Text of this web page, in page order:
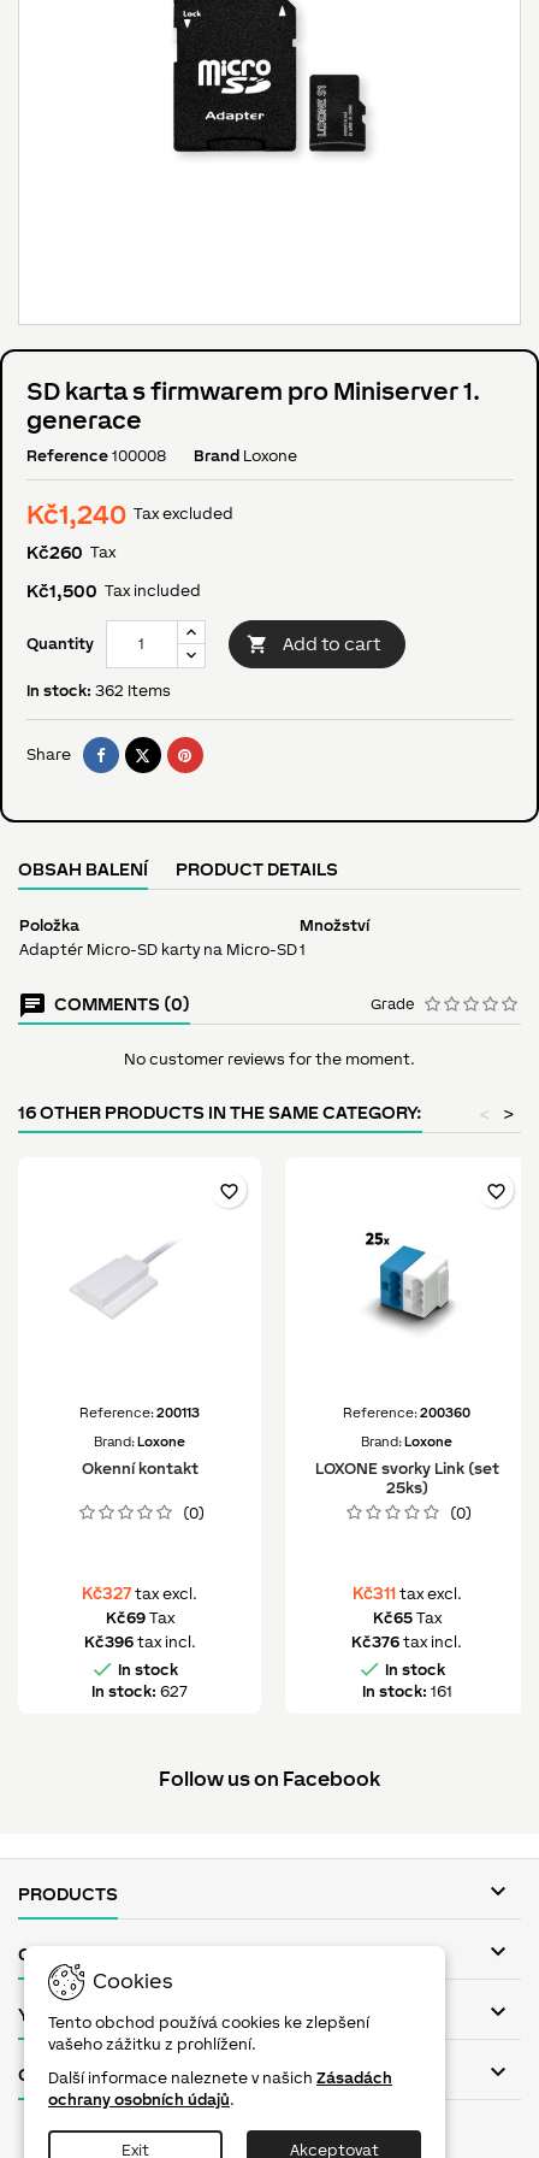
SD karta s firmwarem pro Miniserver 1.
generace
Reference 100008 Brand Loxone
Kč1,240 Tax excluded
Kč260 Tax
Kč1,500 Tax included
Quantity  Add to cart
In stock: 362 Items
Share Share TweetPinterest
OBSAH BALENÍ PRODUCT DETAILS
Položka
Množství
Adaptér Micro-SD karty na Micro-SD1
COMMENTS (0) Grade
No customer reviews for the moment.
16 OTHER PRODUCTS IN THE SAME CATEGORY: >
<
Reference:200113
Brand:Loxone
Okenní kontakt
(0)
Kč327 tax excl.
Kč69 Tax
Kč396 tax incl.
 In stock
In stock: 627
favorite_border
Reference:200360
Brand:Loxone
LOXONE svorky Link (set
25ks)
(0)
Kč311 tax excl.
Kč65 Tax
Kč376 tax incl.
 In stock
In stock: 161
favorite_border
Follow us on Facebook
PRODUCTS 
OUR COMPANY 
YOUR ACCOUNT 
CONTACT 
Cookies
Tento obchod používá cookies ke zlepšení
vašeho zážitku z prohlížení.
Další informace naleznete v našich Zásadách
ochrany osobních údajů.
Exit Akceptovat
FacebookTwitterYouTubePinterestInstagram